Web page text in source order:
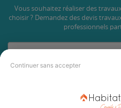
Continuer sans accepter
Vous souhaitez réaliser des
choisir ? Demandez des devis
professionnels
DEMANDER